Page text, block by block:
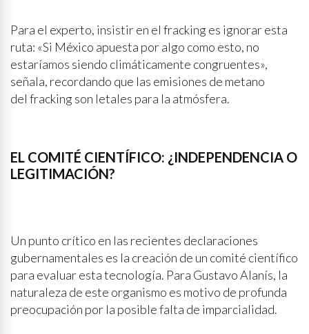
Para el experto, insistir en el fracking es ignorar esta
ruta: «Si México apuesta por algo como esto, no
estaríamos siendo climáticamente congruentes»,
señala, recordando que las emisiones de metano
del fracking son letales para la atmósfera.
EL COMITÉ CIENTÍFICO: ¿INDEPENDENCIA O
LEGITIMACIÓN?
Un punto crítico en las recientes declaraciones
gubernamentales es la creación de un comité científico
para evaluar esta tecnología. Para Gustavo Alanís, la
naturaleza de este organismo es motivo de profunda
preocupación por la posible falta de imparcialidad.